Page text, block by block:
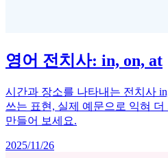
영어 전치사: in, on, at
시간과 장소를 나타내는 전치사
쓰는 표현, 실제 예문으로 익혀
만들어 보세요.
2025/11/26